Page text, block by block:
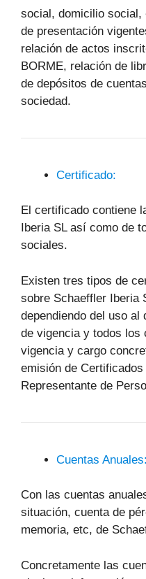
social, domicilio social,
de presentación
relación de actos
BORME, relación de
de depósitos de
sociedad.
Certificado:
El certificado contiene
Iberia SL así como de
sociales.
Existen tres tipos de
sobre Schaeffler Iberia
dependiendo del uso
de vigencia y todos los
vigencia y cargo
emisión de
Representante de
Cuentas Anuales:
Con las cuentas
situación, cuenta de
memoria, etc, de
Concretamente las